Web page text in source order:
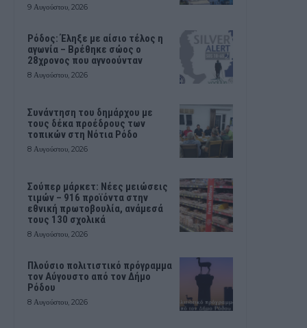
9 Αυγούστου, 2026
Ρόδος: Έληξε με αίσιο τέλος η
αγωνία – Βρέθηκε σώος ο
28χρονος που αγνοούνταν
8 Αυγούστου, 2026
Συνάντηση του δημάρχου με
τους δέκα προέδρους των
τοπικών στη Νότια Ρόδο
8 Αυγούστου, 2026
Σούπερ μάρκετ: Νέες μειώσεις
τιμών – 916 προϊόντα στην
εθνική πρωτοβουλία, ανάμεσά
τους 130 σχολικά
8 Αυγούστου, 2026
Πλούσιο πολιτιστικό πρόγραμμα
τον Αύγουστο από τον Δήμο
Ρόδου
8 Αυγούστου, 2026